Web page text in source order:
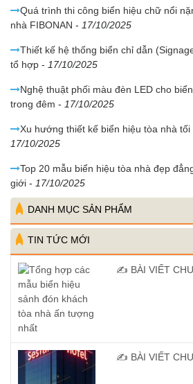
Quá trình thi công biển hiệu chữ nổi
nhà FIBONAN - 17/10/2025
Thiết kế hệ thống biển chỉ dẫn
tổ hợp - 17/10/2025
Nghệ thuật phối màu đèn LED cho
trong đêm - 17/10/2025
Xu hướng thiết kế biển hiệu tòa nhà
17/10/2025
Top 20 mẫu biển hiệu tòa nhà đẹp
giới - 17/10/2025
DANH MỤC SẢN PHẨM
TIN TỨC MỚI
✍️ BÀI VIẾT
✍️ BÀI VIẾT